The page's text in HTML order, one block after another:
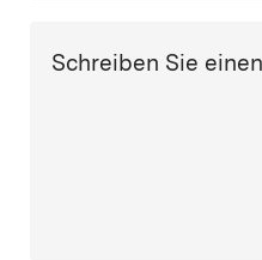
Schreiben Sie